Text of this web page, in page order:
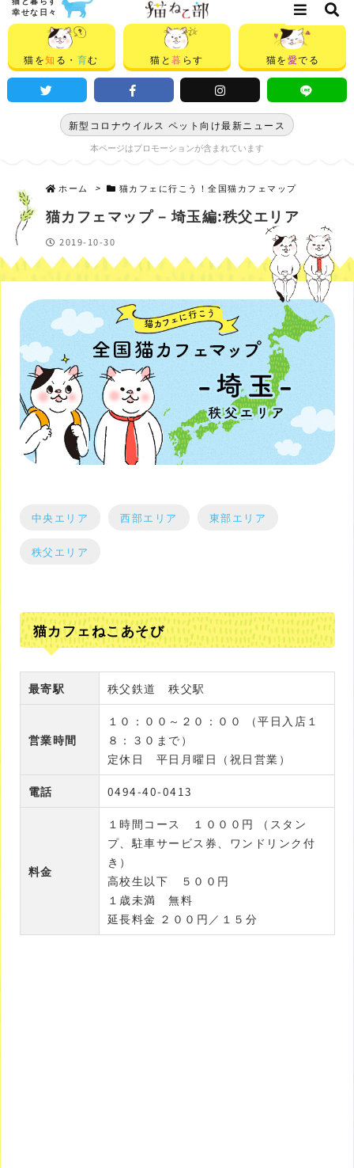
幸せな日々
猫を知 る・ 育む 猫と暮 らす 猫を愛でる
新型コロナウイルス ペット向け最新ニュース
本ページはプロモーションが含まれています
ホーム > 猫カフェに行こう！全国猫カフェマップ
猫カフェマップ – 埼玉編:秩父エリア
2019-10-30
中央エリア 西部エリア 東部エリア
秩父エリア
猫カフェねこあそび
最寄駅 秩父鉄道 秩父駅
営業時間
１０：００～２０：００ （平日入店１
８：３０まで）
定休日 平日月曜日（祝日営業）
電話 0494-40-0413
料金
１時間コース １０００円 （スタン
プ、駐車サービス券、ワンドリンク付
き）
高校生以下 ５００円
１歳未満 無料
延長料金 ２００円／１５分